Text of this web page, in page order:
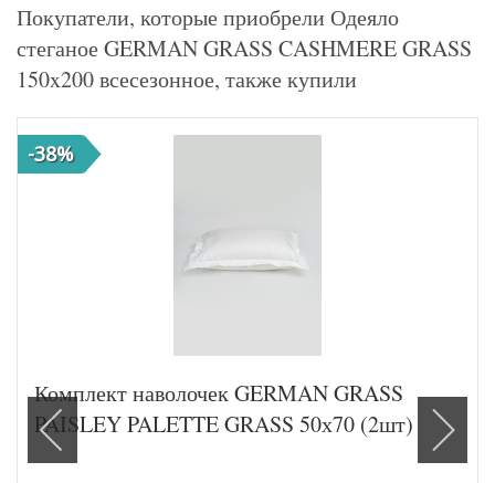
Покупатели, которые приобрели Одеяло
стеганое GERMAN GRASS CASHMERE GRASS
150x200 всесезонное, также купили
-38%
Комплект наволочек GERMAN GRASS
PAISLEY PALETTE GRASS 50х70 (2шт)